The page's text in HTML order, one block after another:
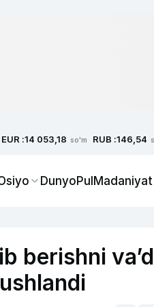
EUR :14 053,18 so'm RUB :146,54
DunyoPulMadaniyat
berishni